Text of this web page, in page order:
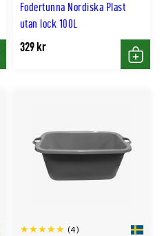
Fodertunna Nordiska Plast
utan lock 100L
329 kr
Köp
(4)